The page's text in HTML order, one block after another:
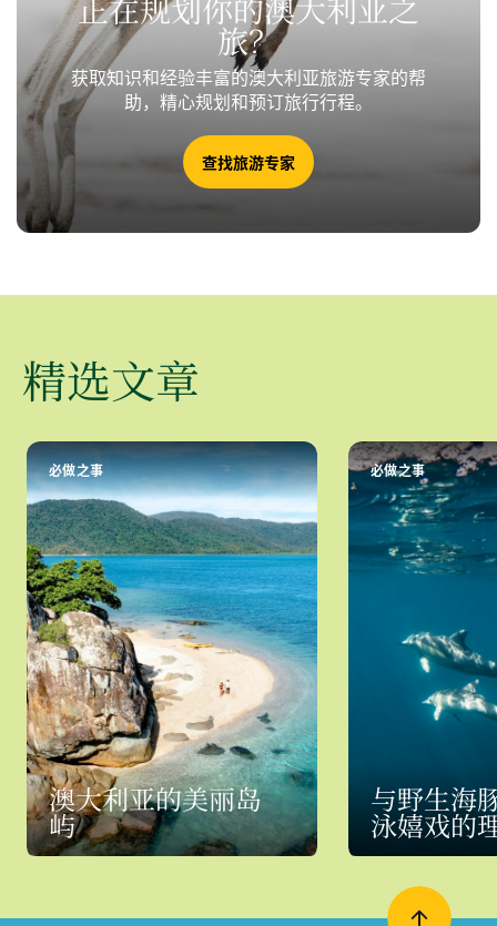
正在规划你的澳大利亚之
旅？
获取知识和经验丰富的澳大利亚旅游专家的帮
助，精心规划和预订旅行行程。
查找旅游专家
精选文章
必做之事
澳大利亚的美丽岛
屿
必做之事
与野生海
泳嬉戏的